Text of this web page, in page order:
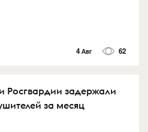
4 Авг 62
Росгвардии задержали
за месяц